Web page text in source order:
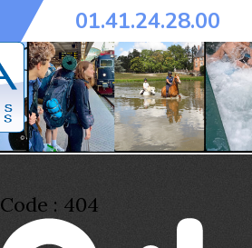
01.41.24.28.00
Code : 404